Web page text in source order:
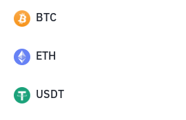
BTC
ETH
USDT